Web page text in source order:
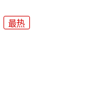
最热